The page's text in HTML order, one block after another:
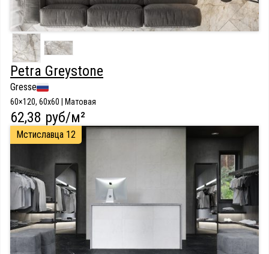
Petra Greystone
Gresse
60×120, 60x60 | Матовая
62,38 руб/м²
Мстиславца 12